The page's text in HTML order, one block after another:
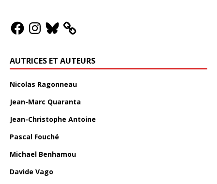
AUTRICES ET AUTEURS
Nicolas Ragonneau
Jean-Marc Quaranta
Jean-Christophe Antoine
Pascal Fouché
Michael Benhamou
Davide Vago